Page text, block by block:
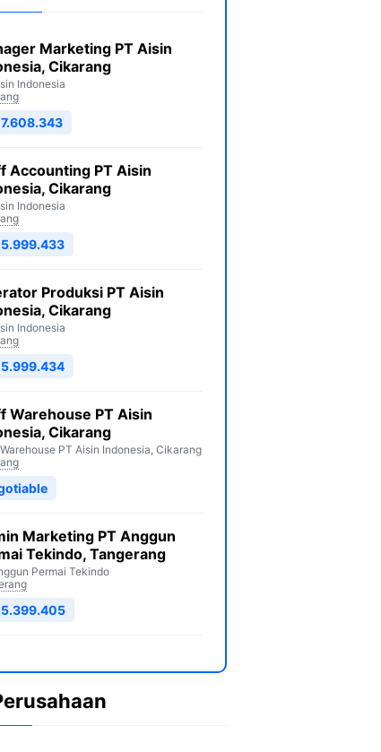
Marketing PT Aisin
Cikarang
Indonesia
7.608.343
Accounting PT Aisin
Cikarang
Indonesia
5.999.433
Produksi PT Aisin
Cikarang
Indonesia
5.999.434
Warehouse PT Aisin
Cikarang
PT Aisin Indonesia, Cikarang
Marketing PT Anggun
Tekindo, Tangerang
Permai Tekindo
5.399.405